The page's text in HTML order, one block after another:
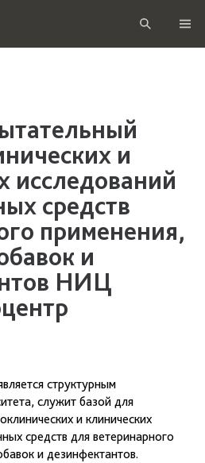
и
исследований
средств
применения,
и
НИЦ
структурным
служит базой для
и клинических
средств для ветеринарного
и дезинфектантов.